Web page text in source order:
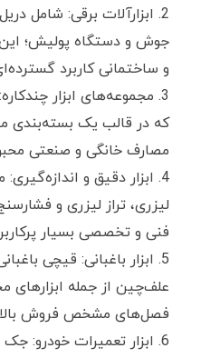
ابزارآلات برقی: شامل
جوش و دستگاه پولیش؛ این
و ساختمانی کاربرد
مجموعه‌های ابزار
که در قالب یک بسته‌بندی
مصارف خانگی و صنعتی
ابزار دقیق و
لیزری، تراز لیزری و
فنی و تخصصی بسیار
ابزار باغبانی: قیچی
علف‌چین از جمله ابزارهای
فصل‌های مشخص فروش
ابزار تعمیرات خودرو: